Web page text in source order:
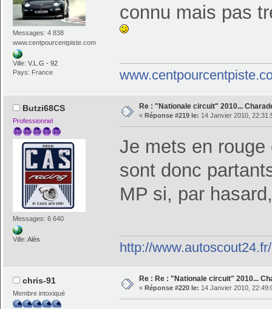
Messages: 4 838
www.centpourcentpiste.com
Ville:V.L.G - 92
Pays: France
connu mais pas
Butzi68CS
Professionnel
Messages: 6 640
Ville:Alès
Re : "Nationale circuit" 2010...
« Réponse #219 le: 14 Janvier 2010,
Je mets en
sont donc
MP si, par
http://
chris-91
Membre intoxiqué
Re : Re : "Nationale circuit" 2010...
« Réponse #220 le: 14 Janvier 2010,